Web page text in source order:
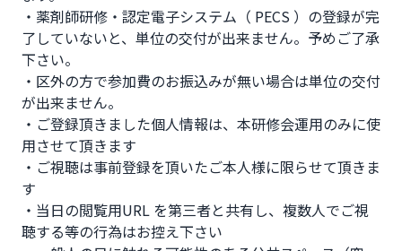
・薬剤師研修・認定電子システム（ PECS ）の登録が完
了していないと、単位の交付が出来ません。予めご了承
下さい。
・区外の方で参加費のお振込みが無い場合は単位の交付
が出来ません。
・ご登録頂きました個人情報は、本研修会運用のみに使
用させて頂きます
・ご視聴は事前登録を頂いたご本人様に限らせて頂きま
す
・当日の閲覧用URL を第三者と共有し、複数人でご視
聴する等の行為はお控え下さい